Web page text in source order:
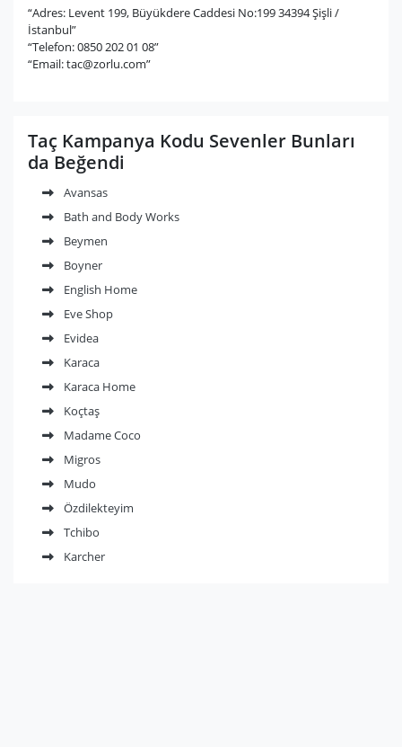
“Adres: Levent 199, Büyükdere Caddesi No:199 34394 Şişli /
İstanbul”
“Telefon: 0850 202 01 08”
“Email:tac@zorlu.com”
Taç Kampanya Kodu Sevenler Bunları
da Beğendi
Avansas
Bath and Body Works
Beymen
Boyner
English Home
Eve Shop
Evidea
Karaca
Karaca Home
Koçtaş
Madame Coco
Migros
Mudo
Özdilekteyim
Tchibo
Karcher